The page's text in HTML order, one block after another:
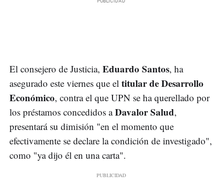
El consejero de Justicia, Eduardo Santos, ha
asegurado este viernes que el titular de Desarrollo
Económico, contra el que UPN se ha querellado por
los préstamos concedidos aDavalor Salud,
presentará su dimisión "en el momento que
efectivamente se declare la condición de investigado",
como "ya dijo él en una carta".